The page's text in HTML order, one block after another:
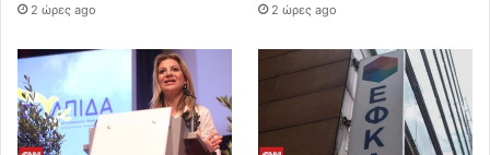
2 ώρες ago 2 ώρες ago